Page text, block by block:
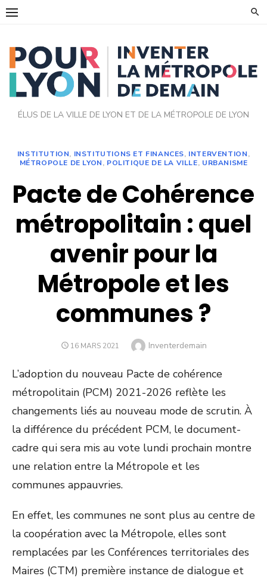
Skip
ÉLUS DE LA VILLE DE LYON ET DE LA MÉTROPOLE DE LYON
INSTITUTION, INSTITUTIONS ET FINANCES, INTERVENTION,
MÉTROPOLE DE LYON, POLITIQUE DE LA VILLE, URBANISME
Pacte de Cohérence
métropolitain : quel
avenir pour la
Métropole et les
communes ?
POSTED
16 MARS 2021 Author
Inventerdemain
L’adoption du nouveau Pacte de cohérence
métropolitain (PCM) 2021-2026 reflète les
changements liés au nouveau mode de scrutin. À
la différence du précédent PCM, le document-
cadre qui sera mis au vote lundi prochain montre
une relation entre la Métropole et les
communes appauvries.
En effet, les communes ne sont plus au centre de
la coopération avec la Métropole, elles sont
remplacées par les Conférences territoriales des
Maires (CTM) première instance de dialogue et